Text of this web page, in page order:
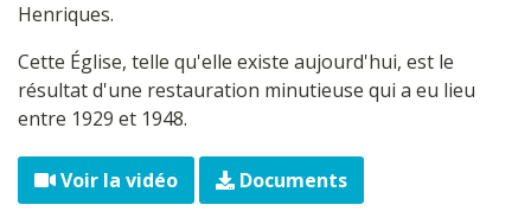
Henriques.
Cette Église, telle qu'elle existe aujourd'hui, est le
résultat d'une restauration minutieuse qui a eu lieu
entre 1929 et 1948.
Voir la vidéo Documents